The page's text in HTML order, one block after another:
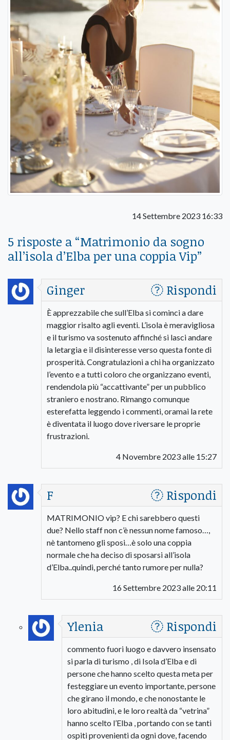
14 Settembre 2023 16:33
5 risposte a “Matrimonio da sogno
all’isola d’Elba per una coppia Vip”
Ginger
Rispondi
È apprezzabile che sull’Elba si cominci a dare
maggior risalto agli eventi. L’isola è meravigliosa
e il turismo va sostenuto affinché si lasci andare
la letargia e il disinteresse verso questa fonte di
prosperità. Congratulazioni a chi ha organizzato
l’evento e a tutti coloro che organizzano eventi,
rendendola più “accattivante” per un pubblico
straniero e nostrano. Rimango comunque
esterefatta leggendo i commenti, oramai la rete
è diventata il luogo dove riversare le proprie
frustrazioni.
4 Novembre 2023 alle 15:27
F Rispondi
MATRIMONIO vip? E chi sarebbero questi
due? Nello staff non c’è nessun nome famoso…,
nè tantomeno gli sposi…è solo una coppia
normale che ha deciso di sposarsi all’isola
d’Elba..quindi, perché tanto rumore per nulla?
16 Settembre 2023 alle 20:11
Ylenia Rispondi
commento fuori luogo e davvero insensato
si parla di turismo , di Isola d’Elba e di
persone che hanno scelto questa meta per
festeggiare un evento importante, persone
che girano il mondo, e che nonostante le
loro abitudini, e le loro realtà da “vetrina”
hanno scelto l’Elba , portando con se tanti
ospiti provenienti da ogni dove, facendo